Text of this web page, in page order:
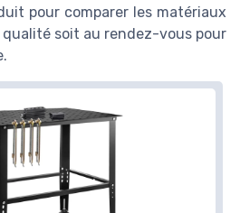
pour comparer les matériaux
soit au rendez-vous pour